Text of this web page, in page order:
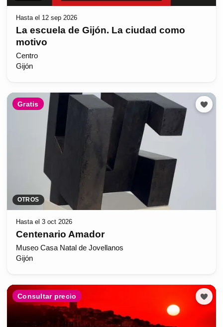
Hasta el 12 sep 2026
La escuela de Gijón. La ciudad como
motivo
Centro
Gijón
Gratis
OTROS
Hasta el 3 oct 2026
Centenario Amador
Museo Casa Natal de Jovellanos
Gijón
Consultar precio